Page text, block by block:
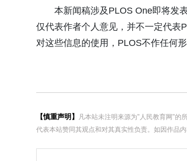
本新闻稿涉及PLOS One即将发
仅代表作者个人意见，并不一定代表
对这些信息的使用，PLOS不作任何
【慎重声明】
凡本站未注明来源为"人民教育网"的
代表本站赞同其观点和对其真实性负责。如因作品